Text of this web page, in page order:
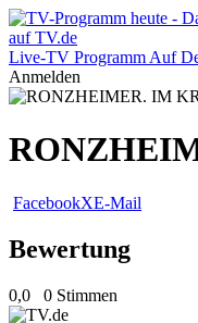
Live-TV Programm Auf
Anmelden
FacebookXE-Mail
Bewertung
0,0 0 Stimmen